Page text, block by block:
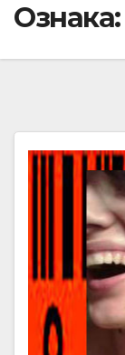
Ознака: